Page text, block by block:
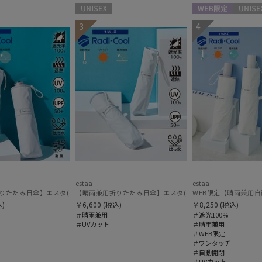
在庫表示
在庫あり
販売状況
通常
入荷状況
予約
ラソル 大きめ60㎝ 世界初の放射冷却素材ラディクール 遮光100 UV100 耐風
たたみ日傘】エスタ(estaa)REIKYAKUパラソル 54㎝ 世界初の放射冷却素材ラディ
)
UNISEX
3
estaa
【晴雨兼用折りたたみ日傘】エスタ(estaa)REIKYAKUパラ
￥6,600 (税込)
＃晴雨兼用
＃UVカット
WEB限定
4
estaa
WEB限定【晴雨兼用
￥8,250 (税込)
＃遮光100%
＃晴雨兼用
＃WEB限定
＃ワンタッチ
＃自動開閉